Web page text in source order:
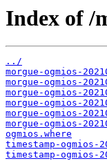
Index of /
../
morgue-ogmios-
morgue-ogmios-
morgue-ogmios-
morgue-ogmios-
morgue-ogmios-
morgue-ogmios-
ogmios.where
timestamp-ogmios-
timestamp-ogmios-